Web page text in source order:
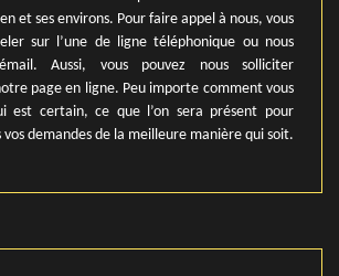
et ses environs. Pour faire appel à nous, vous
sur l’une de ligne téléphonique ou nous
Aussi, vous pouvez nous solliciter
page en ligne. Peu importe comment vous
est certain, ce que l’on sera présent pour
demandes de la meilleure manière qui soit.